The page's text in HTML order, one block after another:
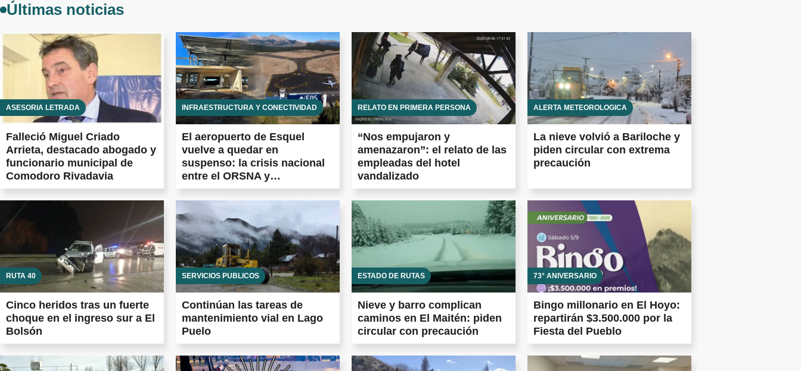
Últimas noticias
ASESORÍA LETRADA
Falleció Miguel Criado
Arrieta, destacado abogado y
funcionario municipal de
Comodoro Rivadavia
INFRAESTRUCTURA Y CONECTIVIDAD
El aeropuerto de Esquel
vuelve a quedar en
suspenso: la crisis nacional
entre el ORSNA y
Aeropuertos Argentina frena
las obras prometidas en todo
el país
RELATO EN PRIMERA PERSONA
“Nos empujaron y
amenazaron”: el relato de las
empleadas del hotel
vandalizado
ALERTA METEOROLÓGICA
La nieve volvió a Bariloche y
piden circular con extrema
precaución
RUTA 40
Cinco heridos tras un fuerte
choque en el ingreso sur a El
Bolsón
SERVICIOS PÚBLICOS
Continúan las tareas de
mantenimiento vial en Lago
Puelo
ESTADO DE RUTAS
Nieve y barro complican
caminos en El Maitén: piden
circular con precaución
73° ANIVERSARIO
Bingo millonario en El Hoyo:
repartirán $3.500.000 por la
Fiesta del Pueblo